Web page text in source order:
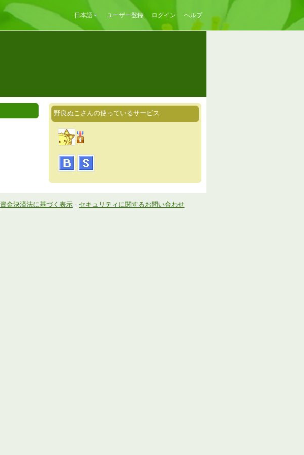
日本語 ユーザー登録 ログイン ヘルプ
野良ぬこさんの使っているサービス
資金決済法に基づく表示 - セキュリティに関するお問い合わせ